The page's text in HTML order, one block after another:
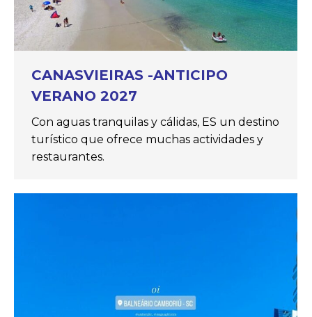
CANASVIEIRAS -ANTICIPO
VERANO 2027
Con aguas tranquilas y cálidas, ES un destino
turístico que ofrece muchas actividades y
restaurantes.